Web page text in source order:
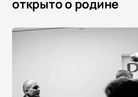
открыто о родине